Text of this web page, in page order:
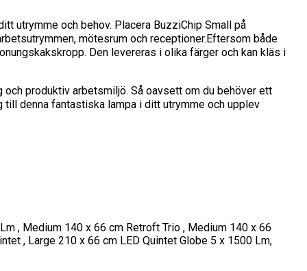
utrymme och behov. Placera BuzziChip Small på
mötesrum och receptioner.Eftersom både
Den levereras i olika färger och kan kläs i
och produktiv arbetsmiljö. Så oavsett om du behöver ett
denna fantastiska lampa i ditt utrymme och upplev
, Medium 140 x 66 cm Retroft Trio , Medium 140 x 66
, Large 210 x 66 cm LED Quintet Globe 5 x 1500 Lm,